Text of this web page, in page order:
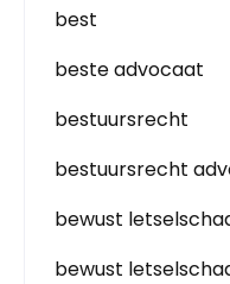
best
beste advocaat
bestuursrecht
bestuursrecht
bewust
bewust